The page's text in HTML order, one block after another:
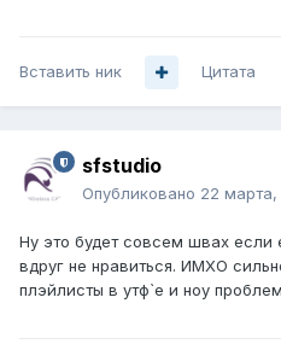
Вставить ник Цитата
sfstudio
Опубликовано 22 марта,
Ну это будет совсем швах если
вдруг не нравиться. ИМХО
плэйлисты в утф`е и ноу